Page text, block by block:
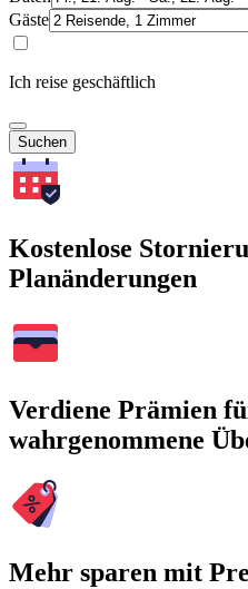
Gäste
Ich reise geschäftlich
Suchen
Kostenlose
Planänderungen
Verdiene Prämien
wahrgenommene
Mehr sparen mit